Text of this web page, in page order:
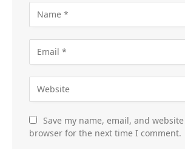
Save my name, email, and
browser for the next time I comment.